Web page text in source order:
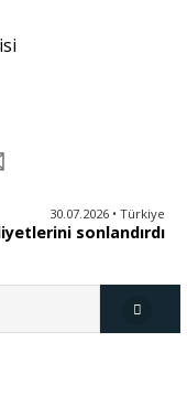
30.07.2026 • Türkiye
sonlandırdı